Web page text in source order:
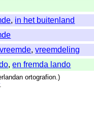
, in het buitenland
vreemde,vreemdeling
,en fremda lando
ortografion.)
.